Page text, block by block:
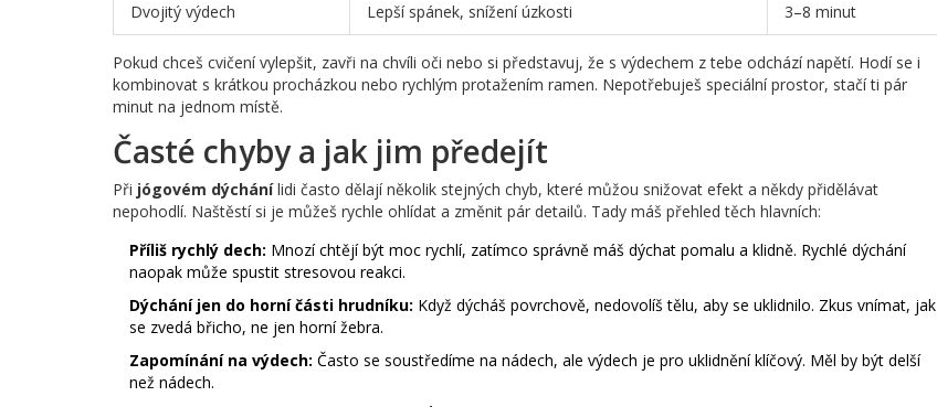
Dvojitý výdech Lepší spánek, snížení úzkosti 3–8 minut
Pokud chceš cvičení vylepšit, zavři na chvíli oči nebo si představuj, že s výdechem z tebe odchází napětí. Hodí se i
kombinovat s krátkou procházkou nebo rychlým protažením ramen. Nepotřebuješ speciální prostor, stačí ti pár
minut na jednom místě.
Časté chyby a jak jim předejít
Při jógovém dýchánílidi často dělají několik stejných chyb, které můžou snižovat efekt a někdy přidělávat
nepohodlí. Naštěstí si je můžeš rychle ohlídat a změnit pár detailů. Tady máš přehled těch hlavních:
Příliš rychlý dech: Mnozí chtějí být moc rychlí, zatímco správně máš dýchat pomalu a klidně. Rychlé dýchání
naopak může spustit stresovou reakci.
Dýchání jen do horní části hrudníku: Když dýcháš povrchově, nedovolíš tělu, aby se uklidnilo. Zkus vnímat, jak
se zvedá břicho, ne jen horní žebra.
Zapomínání na výdech: Často se soustředíme na nádech, ale výdech je pro uklidnění klíčový. Měl by být delší
než nádech.